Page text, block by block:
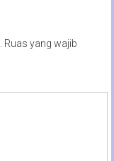
Ruas yang wajib